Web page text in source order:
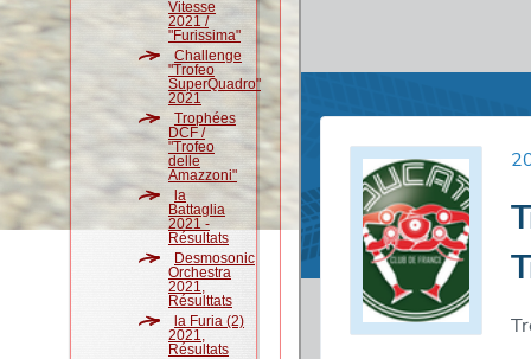
Vitesse
2021 /
"Furissima"
Challenge
"Trofeo
SuperQuadro"
2021
Trophées
DCF /
"Trofeo
delle
Amazzoni"
la
Battaglia
2021 -
Résultats
Desmosonic
Orchestra
2021,
Résulttats
la Furia (2)
2021,
Résultats